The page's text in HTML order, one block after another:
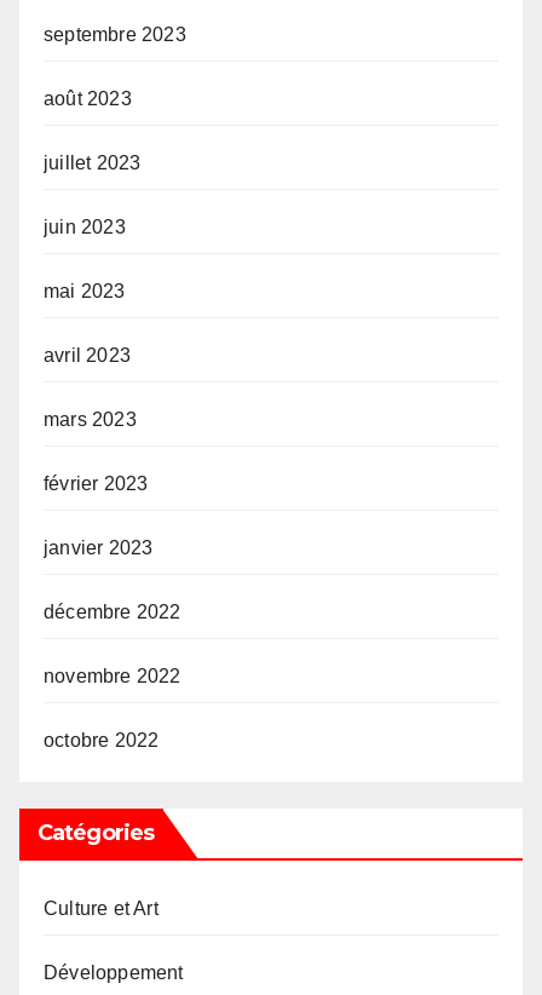
septembre 2023
août 2023
juillet 2023
juin 2023
mai 2023
avril 2023
mars 2023
février 2023
janvier 2023
décembre 2022
novembre 2022
octobre 2022
Catégories
Culture et Art
Développement